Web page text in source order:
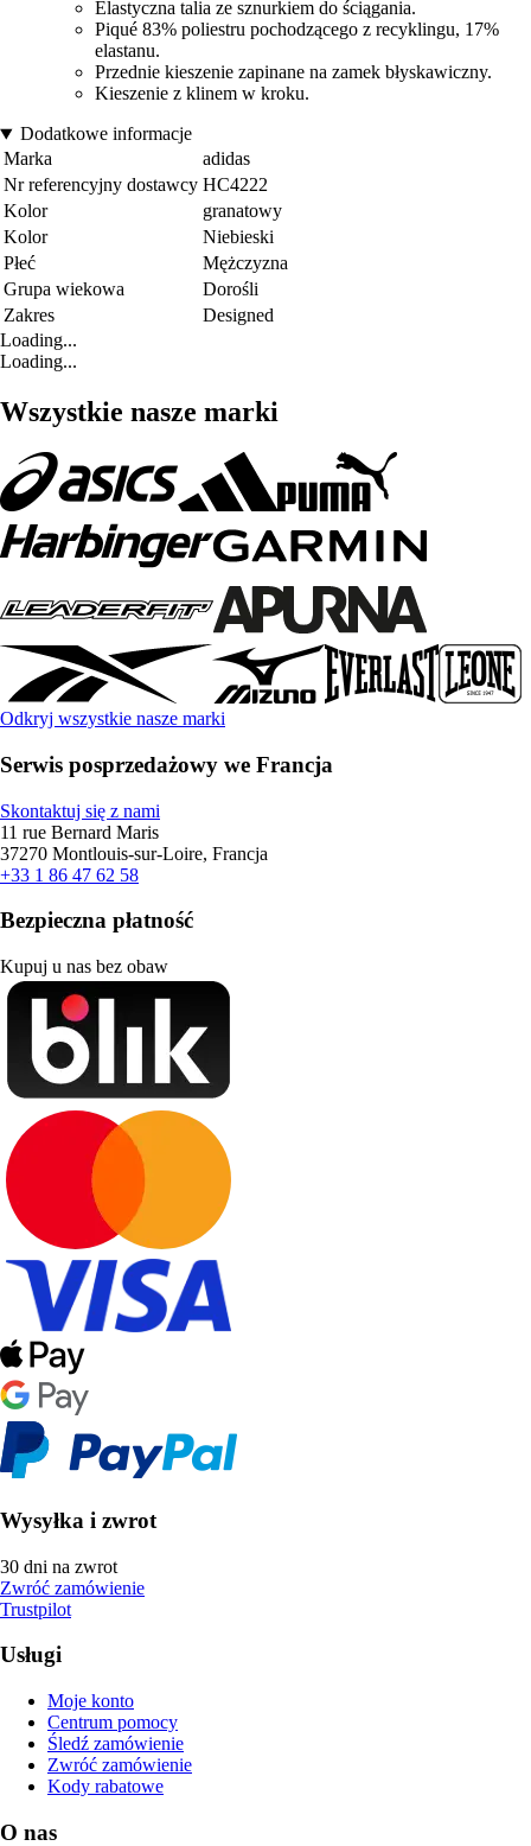
Elastyczna talia ze sznurkiem do ściągania.
Piqué 83% poliestru pochodzącego z recyklingu, 17%
elastanu.
Przednie kieszenie zapinane na zamek błyskawiczny.
Kieszenie z klinem w kroku.
Dodatkowe informacje
Marka
adidas
Nr referencyjny dostawcy HC4222
Kolor
granatowy
Kolor
Niebieski
Płeć
Mężczyzna
Grupa wiekowa
Dorośli
Zakres
Designed
Loading...
Loading...
Wszystkie nasze marki
Odkryj wszystkie nasze marki
Serwis posprzedażowy we Francja
Skontaktuj się z nami
11 rue Bernard Maris
37270 Montlouis-sur-Loire, Francja
+33 1 86 47 62 58
Bezpieczna płatność
Kupuj u nas bez obaw
Wysyłka i zwrot
30 dni na zwrot
Zwróć zamówienie
Trustpilot
Usługi
Moje konto
Centrum pomocy
Śledź zamówienie
Zwróć zamówienie
Kody rabatowe
O nas